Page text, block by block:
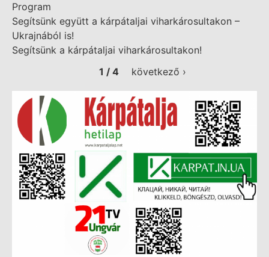
Program
Segítsünk együtt a kárpátaljai viharkárosultakon –
Ukrajnából is!
Segítsünk a kárpátaljai viharkárosultakon!
1 / 4
következő ›